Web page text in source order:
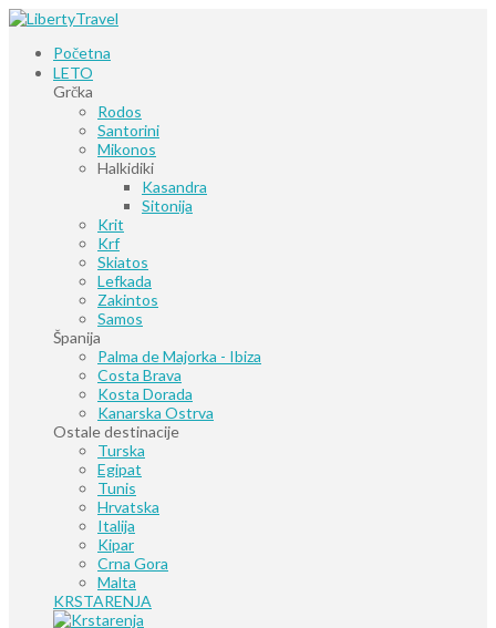
Početna
LETO
Grčka
Rodos
Santorini
Mikonos
Halkidiki
Kasandra
Sitonija
Krit
Krf
Skiatos
Lefkada
Zakintos
Samos
Španija
Palma de Majorka - Ibiza
Costa Brava
Kosta Dorada
Kanarska Ostrva
Ostale destinacije
Turska
Egipat
Tunis
Hrvatska
Italija
Kipar
Crna Gora
Malta
KRSTARENJA